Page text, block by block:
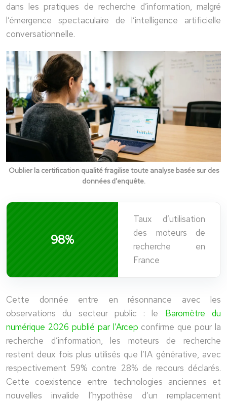
dans les pratiques de recherche d’information, malgré
l’émergence spectaculaire de l’intelligence artificielle
conversationnelle.
Oublier la certification qualité fragilise toute analyse basée sur des
données d’enquête.
98%
Taux d’utilisation
des moteurs de
recherche en
France
Cette donnée entre en résonnance avec les
observations du secteur public :le Baromètre du
numérique 2026 publié par l’Arcep confirme que pour la
recherche d’information, les moteurs de recherche
restent deux fois plus utilisés que l’IA générative, avec
respectivement 59% contre 28% de recours déclarés.
Cette coexistence entre technologies anciennes et
nouvelles invalide l’hypothèse d’un remplacement